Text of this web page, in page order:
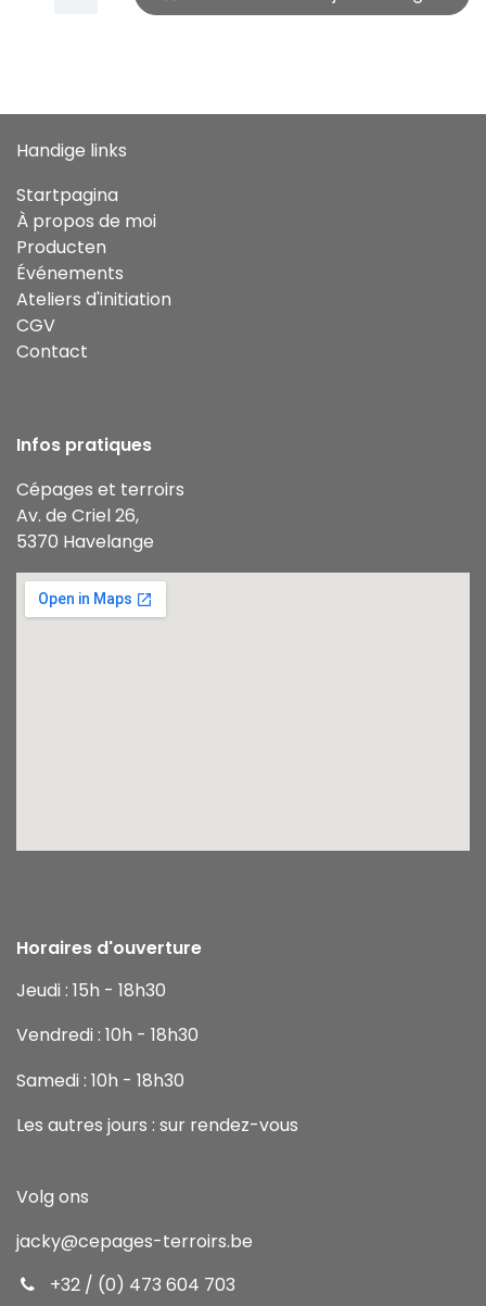
Handige links
Startpagina
À propos de moi
Producten
Événements
Ateliers d'initiation
CGV
Contact
Infos pratiques
Cépages et terroirs
Av. de Criel 26,
5370 Havelange
Horaires d'ouverture
Jeudi : 15h - 18h30
Vendredi : 10h - 18h30
Samedi : 10h - 18h30
Les autres jours : sur rendez-vous
Volg ons
jacky@cepages-terroirs.be
+32 / (0) 473 604 703